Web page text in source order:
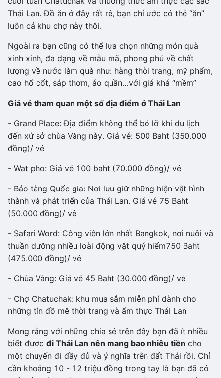
Thái Lan. Đồ ăn ở đây rất rẻ, bạn chỉ ước có thẻ “ăn”
luôn cả khu chợ này thôi.
Ngoài ra bạn cũng có thể lựa chọn những món quà
xinh xinh, đa dạng về mẫu mã, phong phú về chất
lượng về nước làm quà như: hàng thời trang, mỹ phẩm,
cao hổ cốt, sáp thơm, áo quần…với giá khá “mềm”
Giá vé tham quan một số địa điểm ở Thái Lan
- Grand Place: Địa điểm không thể bỏ lỡ khi du lịch
đến xứ sở chùa Vàng này. Giá vé: 500 Baht (350.000
đồng)/ vé
- Wat pho: Giá vé 100 baht (70.000 đồng)/ vé
- Bảo tàng Quốc gia: Nơi lưu giữ những hiện vật hình
thành và phát triển của Thái Lan. Giá vé 75 Baht
(50.000 đồng)/ vé
- Safari Word: Công viên lớn nhất Bangkok, nơi nuôi và
thuần dưỡng nhiều loài động vật quý hiếm750 Baht
(475.000 đồng)/ vé
- Chùa Vàng: Giá vé 45 Baht (30.000 đồng)/ vé
- Chợ Chatuchak: khu mua sắm miễn phí dành cho
những tín đồ mê thời trang và ẩm thực Thái Lan
Mong rằng với những chia sẻ trên đây bạn đã ít nhiều
biết được đi Thái Lan nên mang bao nhiêu tiền cho
một chuyến đi đầy đủ và ý nghĩa trên đất Thái rồi. Chỉ
cần khoảng 10 - 12 triệu đồng trong tay là bạn đã có